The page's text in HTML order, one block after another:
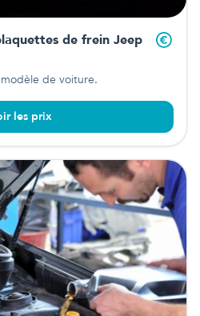
de frein Jeep
de voiture.
les prix